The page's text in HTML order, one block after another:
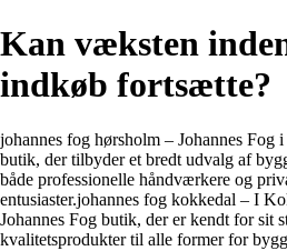
Kan væksten
indkøb fortsætte?
johannes fog hørsholm – Johannes
butik, der tilbyder et bredt udvalg af
både professionelle håndværkere og
entusiaster.johannes fog kokkedal – I
Johannes Fog butik, der er kendt for sit
kvalitetsprodukter til alle former for